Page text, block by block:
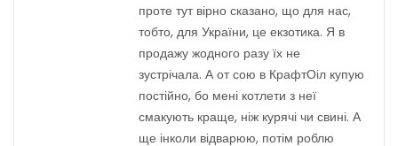
проте тут вірно сказано, що для нас,
тобто, для України, це екзотика. Я в
продажу жодного разу їх не
зустрічала. А от сою в КрафтОіл купую
постійно, бо мені котлети з неї
смакують краще, ніж курячі чи свині. А
ще інколи відварюю, потім роблю